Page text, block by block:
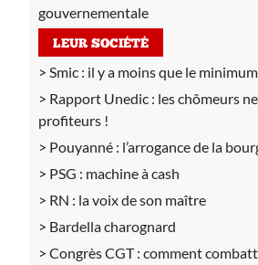
gouvernementale
LEUR SOCIÉTÉ
Smic : il y a moins que le minimum
Rapport Unedic : les chômeurs
profiteurs !
Pouyanné : l’arrogance de la
PSG : machine à cash
RN : la voix de son maître
Bardella charognard
Congrès CGT : comment